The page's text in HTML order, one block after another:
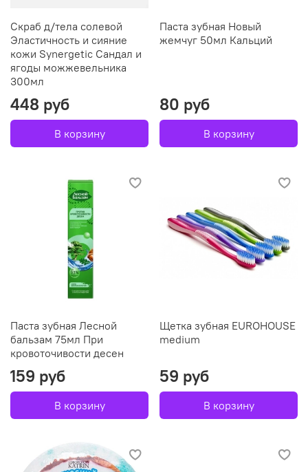
Скраб д/тела солевой
Эластичность и сияние
кожи Synergetic Сандал и
ягоды можжевельника
300мл
448 руб
В корзину
Паста зубная Новый
жемчуг 50мл Кальций
80 руб
В корзину
Паста зубная Лесной
бальзам 75мл При
кровоточивости десен
159 руб
В корзину
Щетка зубная EUROHOUSE
medium
59 руб
В корзину